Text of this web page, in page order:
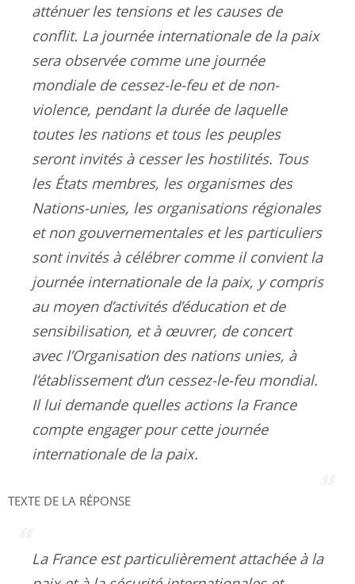
atténuer les tensions et les causes de
conflit. La journée internationale de la paix
sera observée comme une journée
mondiale de cessez-le-feu et de non-
violence, pendant la durée de laquelle
toutes les nations et tous les peuples
seront invités à cesser les hostilités. Tous
les États membres, les organismes des
Nations-unies, les organisations régionales
et non gouvernementales et les particuliers
sont invités à célébrer comme il convient la
journée internationale de la paix, y compris
au moyen d’activités d’éducation et de
sensibilisation, et à œuvrer, de concert
avec l’Organisation des nations unies, à
l’établissement d’un cessez-le-feu mondial.
Il lui demande quelles actions la France
compte engager pour cette journée
internationale de la paix.
TEXTE DE LA RÉPONSE
La France est particulièrement attachée à la